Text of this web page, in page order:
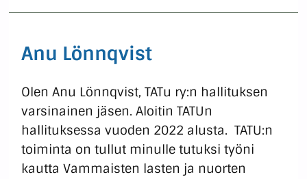
Anu Lönnqvist
Olen Anu Lönnqvist, TATu ry:n hallituksen
varsinainen jäsen. Aloitin TATUn
hallituksessa vuoden 2022 alusta. TATU:n
toiminta on tullut minulle tutuksi työni
kautta Vammaisten lasten ja nuorten